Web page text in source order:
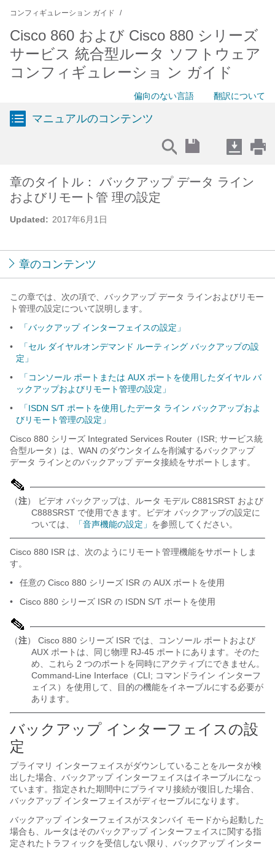
コンフィギュレーション ガイド
Cisco 860 および Cisco 880 シリーズ
サービス 統合型ルータ ソフトウェア
コンフィギュレーショ ン ガイド
偏向のない言語 翻訳について
マニュアルのコンテンツ
Updated: 2017年6月1日
章のタイトル： バックアップ データ ライン
およびリモート管 理の設定
章のコンテンツ
この章では、次の項で、バックアップ データ ラインおよびリモー
ト管理の設定について説明します。
•
「バックアップ インターフェイスの設定」
•
「セル ダイヤルオンデマンド ルーティング バックアップの設
定」
•
「コンソール ポートまたは AUX ポートを使用したダイヤル バ
ックアップおよびリモート管理の設定」
•
「ISDN S/T ポートを使用したデータ ライン バックアップおよ
びリモート管理の設定」
Cisco 880 シリーズ Integrated Services Router（ISR; サービス統
合型ルータ）は、WAN のダウンタイムを削減するバックアップ
データ ラインとのバックアップ データ接続をサポートします。
（注） ビデオ バックアップは、ルータ モデル C881SRST および
C888SRST で使用できます。ビデオ バックアップの設定に
ついては、
「音声機能の設定」 を参照してください。
Cisco 880 ISR は、次のようにリモート管理機能をサポートしま
す。
•
任意の Cisco 880 シリーズ ISR の AUX ポートを使用
•
Cisco 880 シリーズ ISR の ISDN S/T ポートを使用
（注） Cisco 880 シリーズ ISR では、コンソール ポートおよび
AUX ポートは、同じ物理 RJ-45 ポートにあります。そのた
め、これら 2 つのポートを同時にアクティブにできません。
Command-Line Interface（CLI; コマンドライン インターフ
ェイス）を使用して、目的の機能をイネーブルにする必要が
あります。
バックアップ インターフェイスの設
定
プライマリ インターフェイスがダウンしていることをルータが検
出した場合、バックアップ インターフェイスはイネーブルになっ
ています。指定された期間中にプライマリ接続が復旧した場合、
バックアップ インターフェイスがディセーブルになります。
バックアップ インターフェイスがスタンバイ モードから起動した
場合も、ルータはそのバックアップ インターフェイスに関する指
定されたトラフィックを受信しない限り、バックアップ インター